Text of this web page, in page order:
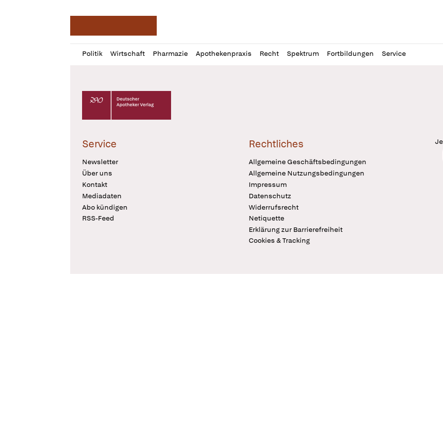
Politik Wirtschaft Pharmazie Apothekenpraxis Recht Spektrum Fortbildungen Service
Profil
öffnen
Daz
Pur
Deutscher Apotheker Verlag Logo
Service
Newsletter
Über uns
Kontakt
Mediadaten
Abo kündigen
RSS-Feed
Rechtliches
Allgemeine Geschäftsbedingungen
Allgemeine Nutzungsbedingungen
Impressum
Datenschutz
Widerrufsrecht
Netiquette
Erklärung zur Barrierefreiheit
Cookies & Tracking